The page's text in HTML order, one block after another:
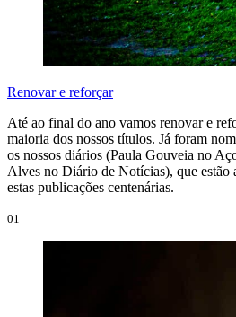
Renovar e reforçar
Até ao final do ano vamos renovar e
maioria dos nossos títulos. Já foram
os nossos diários (Paula Gouveia no
Alves no Diário de Notícias), que
estas publicações centenárias.
01